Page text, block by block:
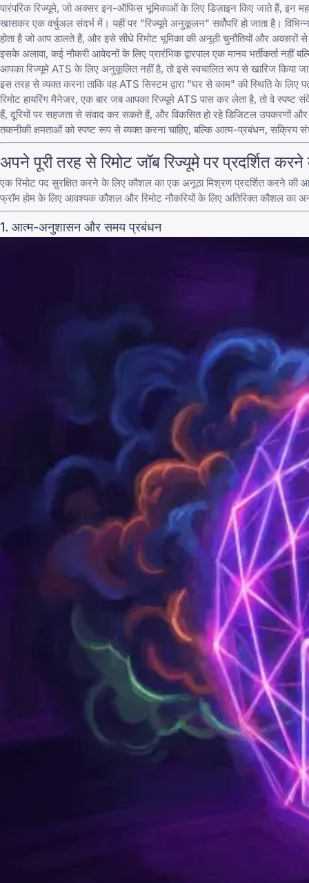
पारंपरिक रिज्यूमे, जो अक्सर इन-ऑफिस भूमिकाओं के लिए डिज़ाइन किए जाते हैं, इन
खासकर एक वर्चुअल संदर्भ में। यहीं पर "रिज्यूमे अनुकूलन" सर्वोपरि हो जाता है।
होता है जो आप डालते हैं, और इसे सीधे रिमोट भूमिका की अनूठी चुनौतियों और अवसरों
इसके अलावा, कई नौकरी आवेदनों के लिए प्रारंभिक द्वारपाल एक मानव भर्तीकर्ता
आपका रिज्यूमे ATS के लिए अनुकूलित नहीं है, तो इसे स्वचालित रूप से खारिज किया
इस तरह से व्यक्त करना ताकि वह ATS सिस्टम द्वारा "घर से काम" की स्थिति के लिए
रिमोट हायरिंग मैनेजर, एक बार जब आपका रिज्यूमे ATS पास कर लेता है, तो वे
हैं, दूरियों पर सहजता से संवाद कर सकते हैं, और विकसित हो रहे डिजिटल उपकरणों
तकनीकी क्षमताओं को स्पष्ट रूप से व्यक्त करना चाहिए, बल्कि आत्म-प्रबंधन, सक्रिय
अपने पूरी तरह से रिमोट जॉब रिज्यूमे पर प्रदर्शित
एक रिमोट पद सुरक्षित करने के लिए कौशल का एक अनूठा मिश्रण प्रदर्शित करने की
फ्रॉम होम के लिए आवश्यक कौशल और रिमोट नौकरियों के लिए अतिरिक्त कौशल
1. आत्म-अनुशासन और समय प्रबंधन